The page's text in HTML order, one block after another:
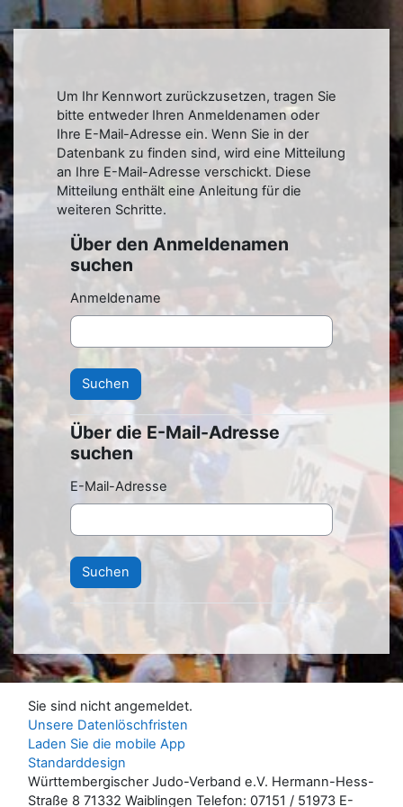
Zum Hauptinhalt
Um Ihr Kennwort zurückzusetzen, tragen Sie
bitte entweder Ihren Anmeldenamen oder
Ihre E-Mail-Adresse ein. Wenn Sie in der
Datenbank zu finden sind, wird eine Mitteilung
an Ihre E-Mail-Adresse verschickt. Diese
Mitteilung enthält eine Anleitung für die
weiteren Schritte.
Über den Anmeldenamen suchen
Über den Anmeldenamen
suchen
Anmeldename
Über die E-Mail-Adresse suchen
Über die E-Mail-Adresse
suchen
E-Mail-Adresse
Sie sind nicht angemeldet.
Unsere Datenlöschfristen
Laden Sie die mobile App
Standarddesign
Württembergischer Judo-Verband e.V. Hermann-Hess-
Straße 8 71332 Waiblingen Telefon: 07151 / 51973 E-